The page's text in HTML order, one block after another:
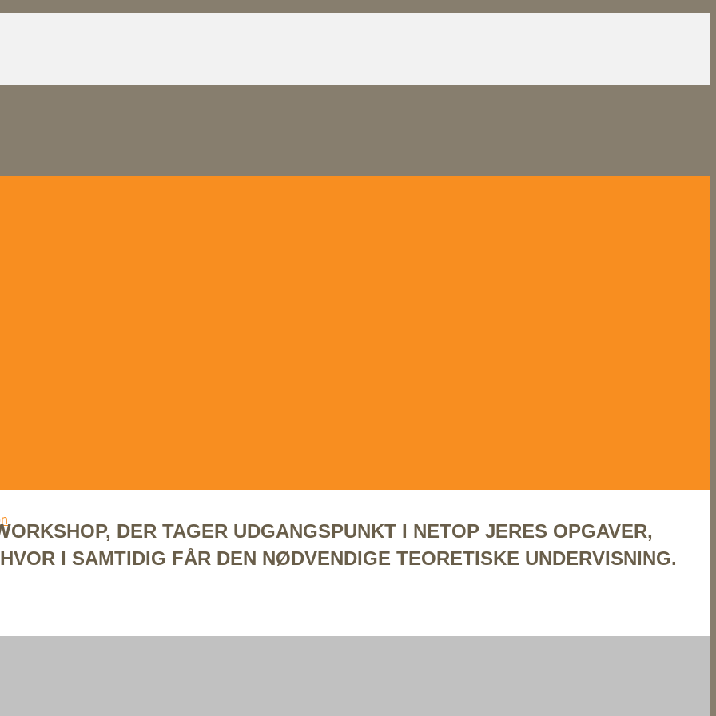
DER TAGER UDGANGSPUNKT I NETOP JERES OPGAVER,
I SAMTIDIG FÅR DEN NØDVENDIGE TEORETISKE UNDERVISNING.